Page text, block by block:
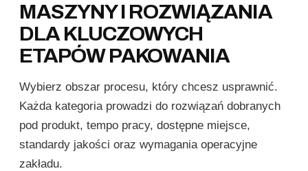
MASZYNY I ROZWIĄZANIA
DLA KLUCZOWYCH
ETAPÓW PAKOWANIA
Wybierz obszar procesu, który chcesz usprawnić.
Każda kategoria prowadzi do rozwiązań dobranych
pod produkt, tempo pracy, dostępne miejsce,
standardy jakości oraz wymagania operacyjne
zakładu.